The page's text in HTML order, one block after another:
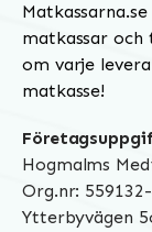
matkassar och
om varje
matkasse!
Hogmalms
Org.nr:
Ytterbyvägen